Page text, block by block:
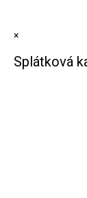
×
Splátková